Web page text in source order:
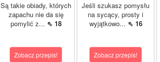
Są takie obiady, których
zapachu nie da się
pomylić z... ⇖ 18
Zobacz przepis!
Jeśli szukasz pomysłu
na sycący, prosty i
wyjątkowo... ⇖ 16
Zobacz przepis!